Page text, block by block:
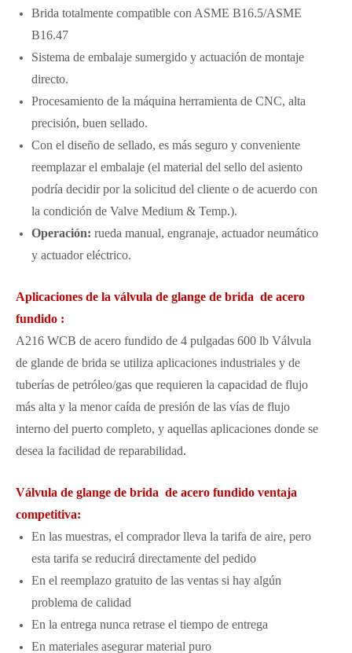
Brida totalmente compatible con ASME B16.5/ASME
B16.47
Sistema de embalaje sumergido y actuación de montaje
directo.
Procesamiento de la máquina herramienta de CNC, alta
precisión, buen sellado.
Con el diseño de sellado, es más seguro y conveniente
reemplazar el embalaje (el material del sello del asiento
podría decidir por la solicitud del cliente o de acuerdo con
la condición de Valve Medium & Temp.).
Operación: rueda manual, engranaje, actuador neumático
y actuador eléctrico.
Aplicaciones de la válvula de glange de brida de acero
fundido :
A216 WCB de acero fundido de 4 pulgadas 600 lb Válvula
de glande de brida se utiliza aplicaciones industriales y de
tuberías de petróleo/gas que requieren la capacidad de flujo
más alta y la menor caída de presión de las vías de flujo
interno del puerto completo, y aquellas aplicaciones donde se
desea la facilidad de reparabilidad.
Válvula de glange de brida de acero fundido ventaja
competitiva:
En las muestras, el comprador lleva la tarifa de aire, pero
esta tarifa se reducirá directamente del pedido
En el reemplazo gratuito de las ventas si hay algún
problema de calidad
En la entrega nunca retrase el tiempo de entrega
En materiales asegurar material puro